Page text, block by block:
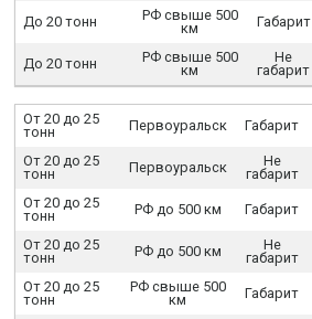
До 20 тонн
РФ свыше 500
км
Габарит
До 20 тонн
РФ свыше 500
км
Не
габарит
От 20 до 25
тонн
Первоуральск Габарит
От 20 до 25
тонн
Первоуральск
Не
габарит
От 20 до 25
тонн
РФ до 500 км Габарит
От 20 до 25
тонн
РФ до 500 км
Не
габарит
От 20 до 25
тонн
РФ свыше 500
км
Габарит